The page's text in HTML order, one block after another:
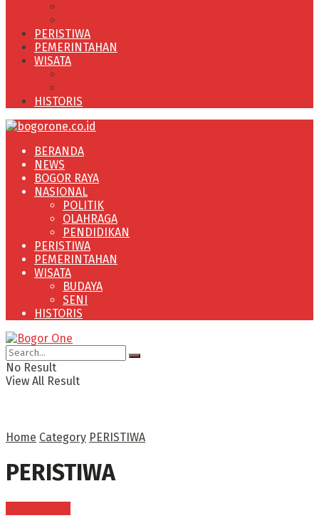
PERISTIWA
PEMERINTAHAN
WISATA
HISTORIS
BERANDA
NEWS
BOGOR RAYA
NASIONAL
POLITIK
OLAHRAGA
PENDIDIKAN
PERISTIWA
PEMERINTAHAN
WISATA
BUDAYA
SENI
HISTORIS
No Result
View All Result
Home Category PERISTIWA
PERISTIWA